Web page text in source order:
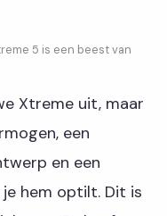
5 is een beest van
Xtreme uit, maar
een
en een
hem optilt. Dit is